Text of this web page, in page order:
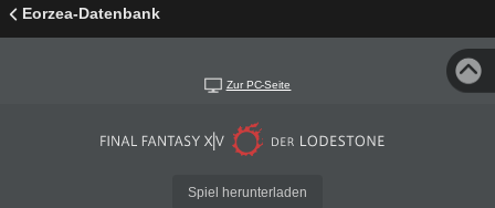
Eorzea-Datenbank
Zur PC-Seite
Spiel herunterladen